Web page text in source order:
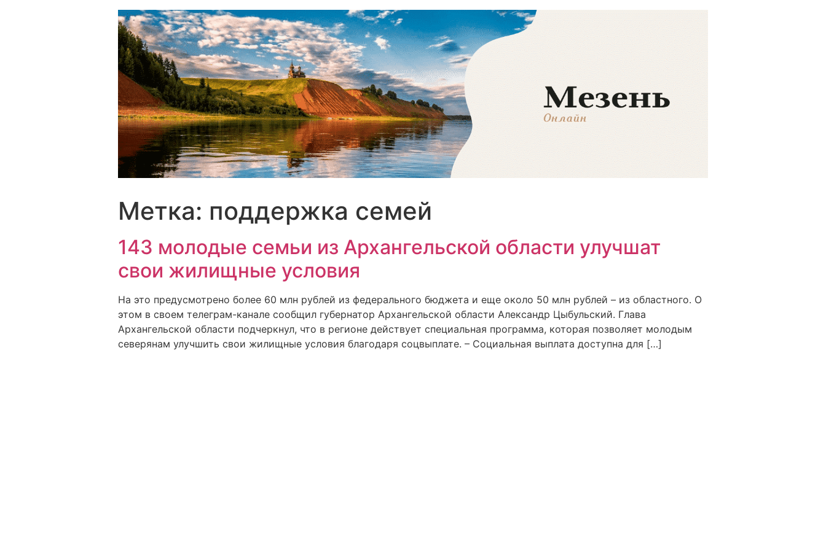
Метка: поддержка семей
143 молодые семьи из Архангельской области улучшат
свои жилищные условия
На это предусмотрено более 60 млн рублей из федерального бюджета и еще около 50 млн рублей – из областного. О
этом в своем телеграм-канале сообщил губернатор Архангельской области Александр Цыбульский. Глава
Архангельской области подчеркнул, что в регионе действует специальная программа, которая позволяет молодым
северянам улучшить свои жилищные условия благодаря соцвыплате. – Социальная выплата доступна для […]